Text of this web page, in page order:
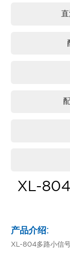
XL-804
产品介绍:
XL-804多路小信